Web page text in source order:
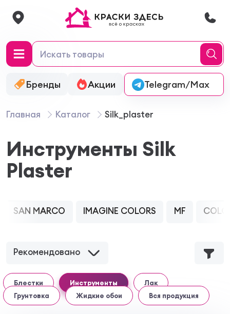
Бренды Акции Онлайн-колеровка
Telegram/Max
Главная Каталог Silk_plaster
Инструменты Silk
Plaster
Рекомендовано
Блестки Инструменты
Лак
Грунтовка
Жидкие обои Вся продукция
SAN MARCO IMAGINE COLORS MF